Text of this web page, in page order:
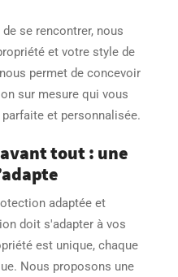
se rencontrer, nous
et votre style de
permet de concevoir
sur mesure qui vous
et personnalisée.
tout : une
adaptée et
doit s'adapter à vos
est unique, chaque
Nous proposons une